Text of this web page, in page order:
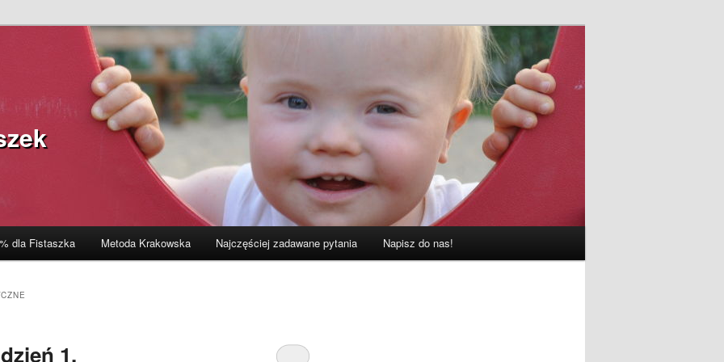
dla Fistaszka Metoda Krakowska Najczęściej zadawane pytania Napisz do nas!
1.